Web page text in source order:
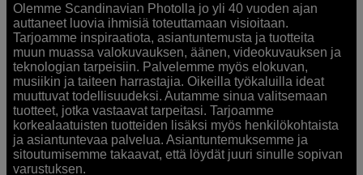
Olemme Scandinavian Photolla jo yli 40 vuoden ajan
auttaneet luovia ihmisiä toteuttamaan visioitaan.
Tarjoamme inspiraatiota, asiantuntemusta ja tuotteita
muun muassa valokuvauksen, äänen, videokuvauksen ja
teknologian tarpeisiin. Palvelemme myös elokuvan,
musiikin ja taiteen harrastajia. Oikeilla työkaluilla ideat
muuttuvat todellisuudeksi. Autamme sinua valitsemaan
tuotteet, jotka vastaavat tarpeitasi. Tarjoamme
korkealaatuisten tuotteiden lisäksi myös henkilökohtaista
ja asiantuntevaa palvelua. Asiantuntemuksemme ja
sitoutumisemme takaavat, että löydät juuri sinulle sopivan
varustuksen.